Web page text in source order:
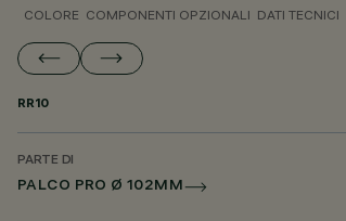
COLORE COMPONENTI OPZIONALI DATI TECNICI
RR10
PARTE DI
PALCO PRO Ø 102MM